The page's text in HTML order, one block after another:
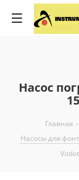
Насос
Главная -
Насосы для